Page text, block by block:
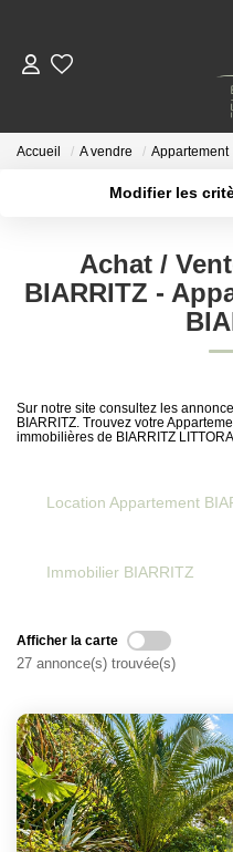
Accueil A vendre Appartement
Modifier les
Surface min
Plus de critères
Achat /
BIARRITZ -
Sur notre site consultez les
BIARRITZ. Trouvez votre
immobilières de BIARRITZ
Location Appartement
Immobilier BIARRITZ
Afficher la carte
27 annonce(s) trouvée(s)